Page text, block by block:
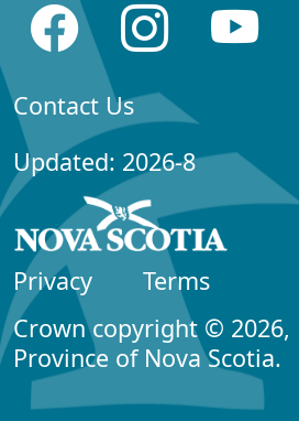
Contact Us
Updated: 2026-8
Privacy
Terms
Crown copyright © 2026,
Province of Nova Scotia.